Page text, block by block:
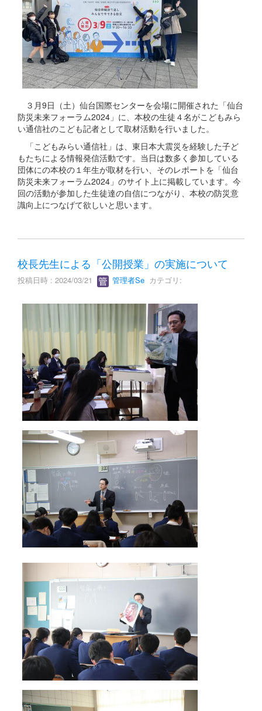
３月9日（土）仙台国際センターを会場に開催された「仙台
防災未来フォーラム2024」に、本校の生徒４名がこどもみら
い通信社のこども記者として取材活動を行いました。
「こどもみらい通信社」は、東日本大震災を経験した子ど
もたちによる情報発信活動です。当日は数多く参加している
団体にの本校の１年生が取材を行い、そのレポートを「仙台
防災未来フォーラム2024」のサイト上に掲載しています。今
回の活動が参加した生徒達の自信につながり、本校の防災意
識向上につなげて欲しいと思います。
校長先生による「公開授業」の実施について
投稿日時 : 2024/03/21 管理者Se カテゴリ: